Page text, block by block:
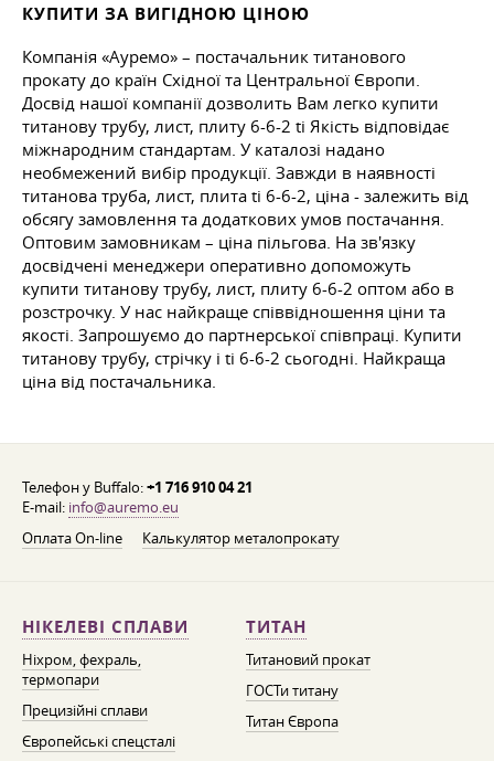
КУПИТИ ЗА ВИГІДНОЮ ЦІНОЮ
Компанія «Ауремо» – постачальник титанового
прокату до країн Східної та Центральної Європи.
Досвід нашої компанії дозволить Вам легко купити
титанову трубу, лист, плиту 6-6-2 ti Якість відповідає
міжнародним стандартам. У каталозі надано
необмежений вибір продукції. Завжди в наявності
титанова труба, лист, плита ti 6-6-2, ціна - залежить від
обсягу замовлення та додаткових умов постачання.
Оптовим замовникам – ціна пільгова. На зв'язку
досвідчені менеджери оперативно допоможуть
купити титанову трубу, лист, плиту 6-6-2 оптом або в
розстрочку. У нас найкраще співвідношення ціни та
якості. Запрошуємо до партнерської співпраці. Купити
титанову трубу, стрічку i ti 6-6-2 сьогодні. Найкраща
ціна від постачальника.
Телефон у Buffalo:+1 716 910 04 21
E-mail: info@auremo.eu
Оплата On-line
Калькулятор металопрокату
НІКЕЛЕВІ СПЛАВИ
Ніхром, фехраль,
термопари
Прецизійні сплави
Європейські спецсталі
ТИТАН
Титановий прокат
ГОСТи титану
Титан Європа